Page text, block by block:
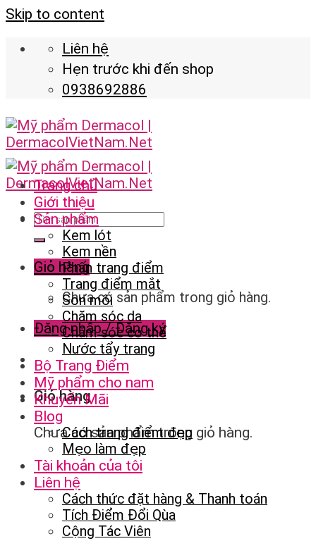
Skip to content
Liên hệ
Hẹn trước khi đến shop
0938692886
Giỏ hàng
Chưa có sản phẩm trong giỏ hàng.
Đăng nhập / Đăng ký
Giỏ hàng
Chưa có sản phẩm trong giỏ hàng.
Trang chủ
Giới thiệu
Sản phẩm
Kem lót
Kem nền
Phấn trang điểm
Trang điểm mắt
Son môi
Chăm sóc da
Chăm sóc cơ thể
Nước tẩy trang
Bộ Trang Điểm
Mỹ phẩm cho nam
Khuyến Mãi
Blog
Cách trang điểm đẹp
Mẹo làm đẹp
Tài khoản của tôi
Liên hệ
Cách thức đặt hàng & Thanh toán
Tích Điểm Đổi Qùa
Cộng Tác Viên